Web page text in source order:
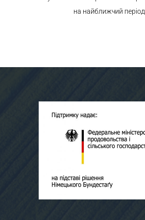
на найближчий період.